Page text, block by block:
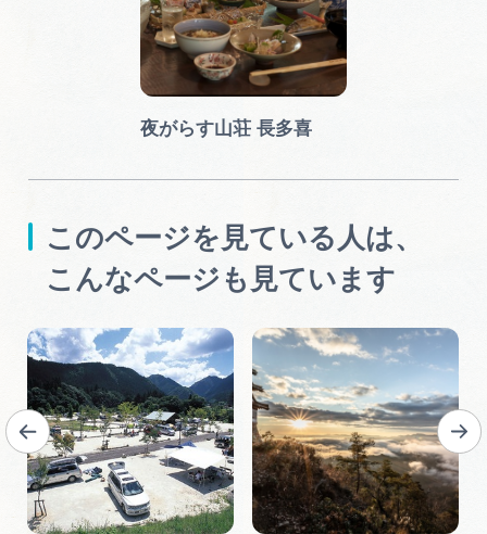
夜がらす山荘 長多喜
このページを見ている人は、
こんなページも見ています